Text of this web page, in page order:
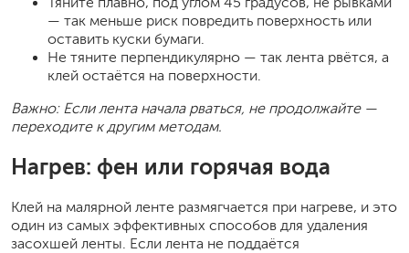
— так меньше риск повредить поверхность или
оставить куски бумаги.
Не тяните перпендикулярно — так лента рвётся, а
клей остаётся на поверхности.
Важно: Если лента начала рваться, не продолжайте —
переходите к другим методам.
Нагрев: фен или горячая вода
Клей на малярной ленте размягчается при нагреве, и это
один из самых эффективных способов для удаления
засохшей ленты. Если лента не поддаётся